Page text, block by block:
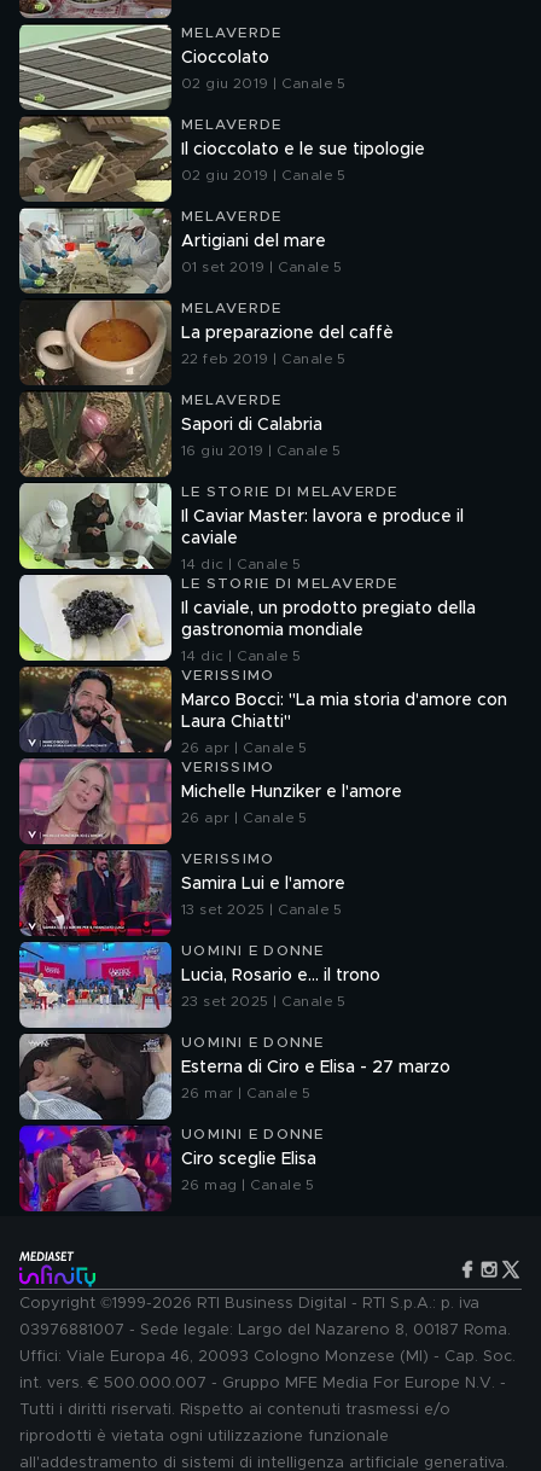
MELAVERDE
Cioccolato
02 giu 2019 | Canale 5
MELAVERDE
Il cioccolato e le sue tipologie
02 giu 2019 | Canale 5
MELAVERDE
Artigiani del mare
01 set 2019 | Canale 5
MELAVERDE
La preparazione del caffè
22 feb 2019 | Canale 5
MELAVERDE
Sapori di Calabria
16 giu 2019 | Canale 5
LE STORIE DI MELAVERDE
Il Caviar Master: lavora e produce il
caviale
14 dic | Canale 5
LE STORIE DI MELAVERDE
Il caviale, un prodotto pregiato della
gastronomia mondiale
14 dic | Canale 5
VERISSIMO
Marco Bocci: "La mia storia d'amore con
Laura Chiatti"
26 apr | Canale 5
VERISSIMO
Michelle Hunziker e l'amore
26 apr | Canale 5
VERISSIMO
Samira Lui e l'amore
13 set 2025 | Canale 5
UOMINI E DONNE
Lucia, Rosario e... il trono
23 set 2025 | Canale 5
UOMINI E DONNE
Esterna di Ciro e Elisa - 27 marzo
26 mar | Canale 5
UOMINI E DONNE
Ciro sceglie Elisa
26 mag | Canale 5
Copyright ©1999-2026 RTI Business Digital - RTI S.p.A.: p. iva
03976881007 - Sede legale: Largo del Nazareno 8, 00187 Roma.
Uffici: Viale Europa 46, 20093 Cologno Monzese (MI) - Cap. Soc.
int. vers. € 500.000.007 - Gruppo MFE Media For Europe N.V. -
Tutti i diritti riservati. Rispetto ai contenuti trasmessi e/o
riprodotti è vietata ogni utilizzazione funzionale
all'addestramento di sistemi di intelligenza artificiale generativa.